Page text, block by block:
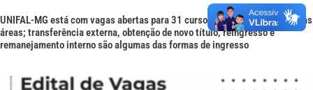
UNIFAL-MG está com vagas abertas para 31 cursos de graduação em várias
áreas; transferência externa, obtenção de novo título, reingresso e
remanejamento interno são algumas das formas de ingresso